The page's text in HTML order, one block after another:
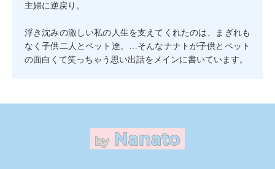
主婦に逆戻り。
浮き沈みの激しい私の人生を支えてくれたのは、まぎれも
なく子供二人とペット達。…そんなナナトが子供とペット
の面白くて笑っちゃう思い出話をメインに書いています。